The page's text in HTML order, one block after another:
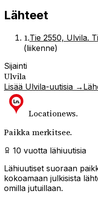
Lähteet
1.Tie 2550, Ulvila.
(liikenne)
Sijainti
Ulvila
Lisää Ulvila-uutisia →
Locationews.
Paikka merkitsee.
10 vuotta lähiuutisia
Lähiuutiset suoraan
kokoamaan julkisista
omilla jutuillaan.